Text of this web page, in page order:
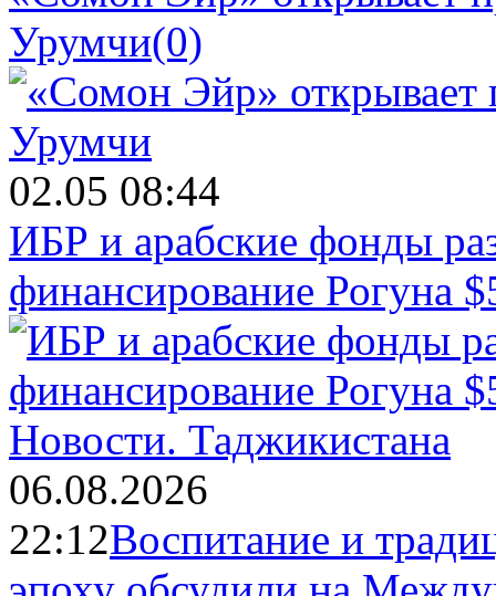
Урумчи(0)
02.05 08:44
ИБР и арабские фонды
финансирование Рогуна
Новости. Таджикистана
06.08.2026
22:12Воспитание и